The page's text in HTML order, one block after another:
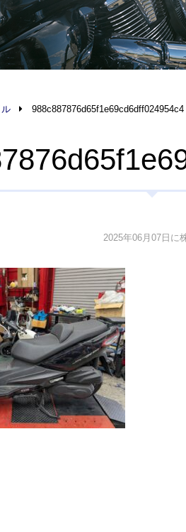
988c887876d65f1e69cd6dff024954c4
2025年06月07日に